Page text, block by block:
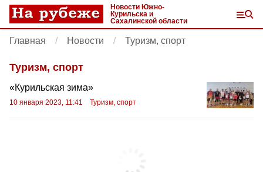
Новости Южно-
Курильска и
Сахалинской области
Главная Новости Туризм, спорт
Туризм, спорт
«Курильская зима»
10 января 2023, 11:41 Туризм, спорт